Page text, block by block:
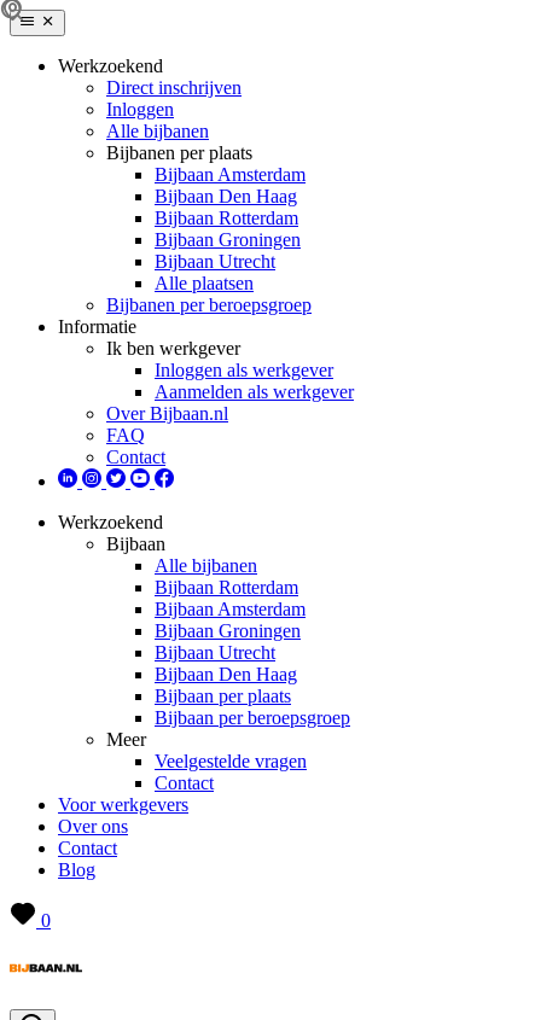
Werkzoekend
Direct inschrijven
Inloggen
Alle bijbanen
Bijbanen per plaats
Bijbaan Amsterdam
Bijbaan Den Haag
Bijbaan Rotterdam
Bijbaan Groningen
Bijbaan Utrecht
Alle plaatsen
Bijbanen per beroepsgroep
Informatie
Ik ben werkgever
Inloggen als werkgever
Aanmelden als werkgever
Over Bijbaan.nl
FAQ
Contact
Werkzoekend
Bijbaan
Alle bijbanen
Bijbaan Rotterdam
Bijbaan Amsterdam
Bijbaan Groningen
Bijbaan Utrecht
Bijbaan Den Haag
Bijbaan per plaats
Bijbaan per beroepsgroep
Meer
Veelgestelde vragen
Contact
Voor werkgevers
Over ons
Contact
Blog
0